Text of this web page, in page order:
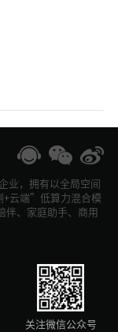
业，拥有以全局空间
+云端”低算力混合模
伴、家庭助手、商用
关注微信公众号